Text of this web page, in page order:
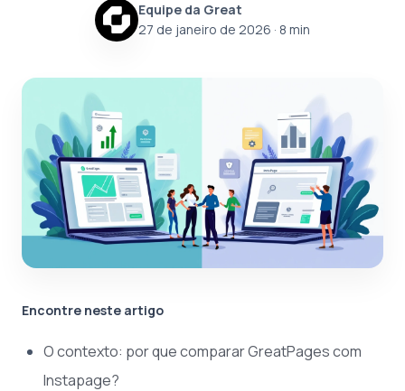
Equipe da Great
27 de janeiro de 2026 · 8 min
Encontre neste artigo
O contexto: por que comparar GreatPages com
Instapage?